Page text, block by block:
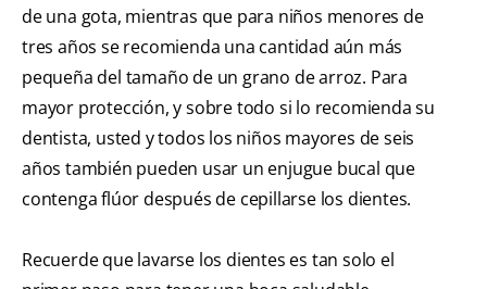
de una gota, mientras que para niños menores de
tres años se recomienda una cantidad aún más
pequeña del tamaño de un grano de arroz. Para
mayor protección, y sobre todo si lo recomienda su
dentista, usted y todos los niños mayores de seis
años también pueden usar un enjugue bucal que
contenga flúor después de cepillarse los dientes.
Recuerde que lavarse los dientes es tan solo el